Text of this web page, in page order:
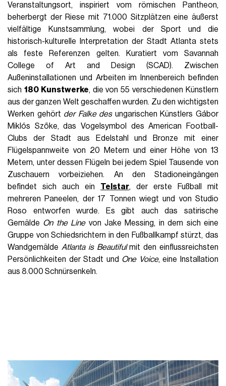
Veranstaltungsort, inspiriert vom römischen Pantheon,
beherbergt der Riese mit 71.000 Sitzplätzen eine äußerst
vielfältige Kunstsammlung, wobei der Sport und die
historisch-kulturelle Interpretation der Stadt Atlanta stets
als feste Referenzen gelten. Kuratiert vom Savannah
College of Art and Design (SCAD). Zwischen
Außeninstallationen und Arbeiten im Innenbereich befinden
sich 180 Kunstwerke, die von 55 verschiedenen Künstlern
aus der ganzen Welt geschaffen wurden. Zu den wichtigsten
Werken gehört der Falke desungarischen Künstlers Gábor
Miklós Szőke, das Vogelsymbol des American Football-
Clubs der Stadt aus Edelstahl und Bronze mit einer
Flügelspannweite von 20 Metern und einer Höhe von 13
Metern, unter dessen Flügeln bei jedem Spiel Tausende von
Zuschauern vorbeiziehen. An den Stadioneingängen
befindet sich auch ein Telstar, der erste Fußball mit
mehreren Paneelen, der 17 Tonnen wiegt und von Studio
Roso entworfen wurde. Es gibt auch das satirische
Gemälde On the Linevon Jake Messing, in dem sich eine
Gruppe von Schiedsrichtern in den Fußballkampf stürzt, das
Wandgemälde Atlanta is Beautifulmit den einflussreichsten
Persönlichkeiten der Stadt und One Voice, eine Installation
aus 8.000 Schnürsenkeln.